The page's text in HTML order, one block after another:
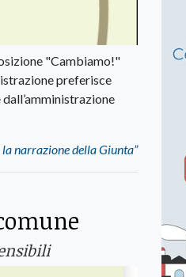
"Cambiamo!"
preferisce
narrazione della Giunta”